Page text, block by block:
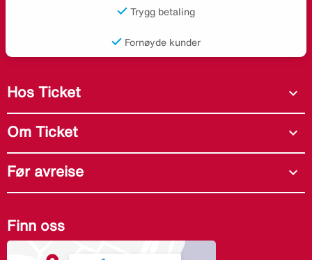
Trygg betaling
Fornøyde kunder
Hos Ticket expand_more
Om Ticket expand_more
Før avreise expand_more
Finn oss